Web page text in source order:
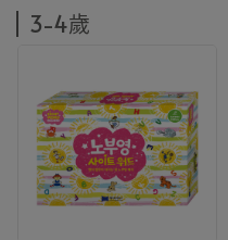
3-4歲